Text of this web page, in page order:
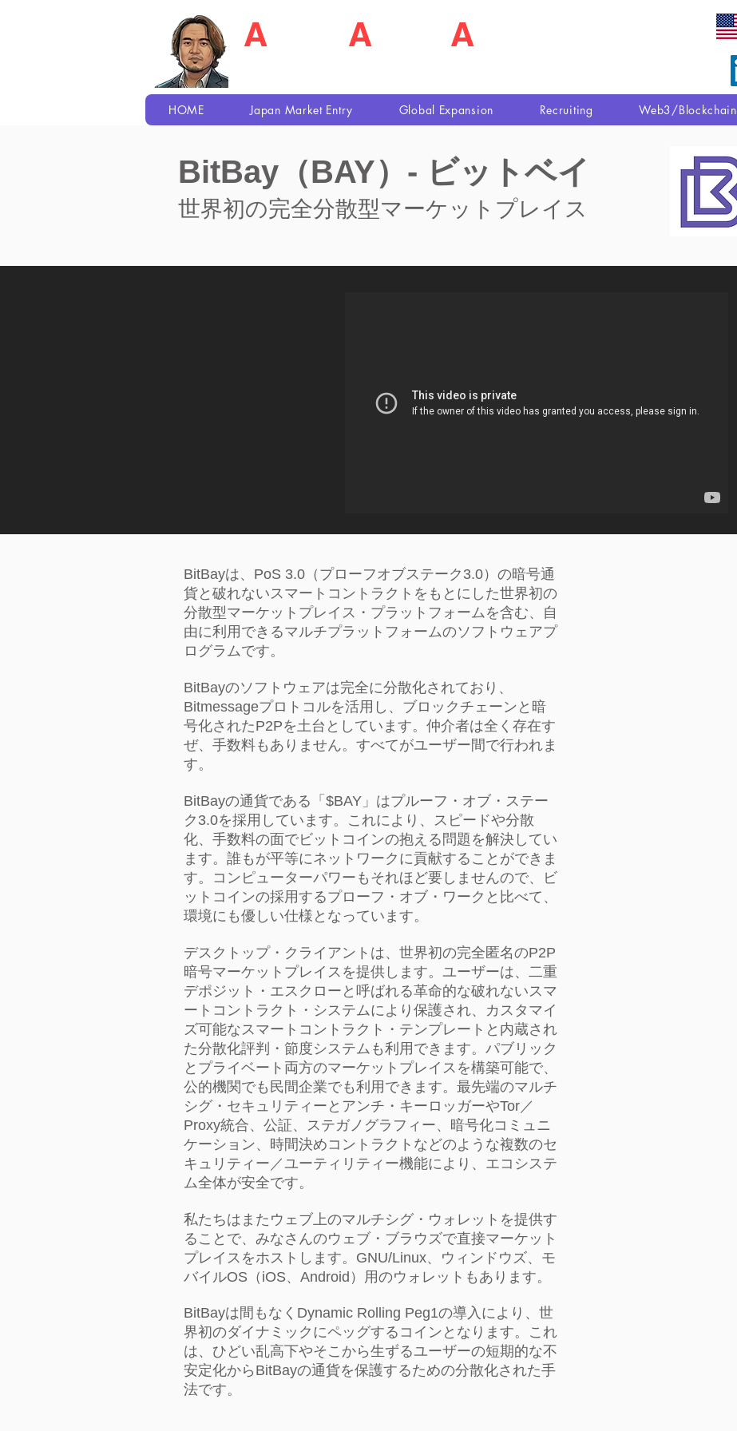
A A A
HOME Japan Market Entry Global Expansion Recruiting Web3/Blockchain
BitBay（BAY）- ビットベイ
​世界初の完全分散型マーケットプレイス
BitBayは、PoS 3.0（プローフオブステーク3.0）の暗号通
貨と破れないスマートコントラクトをもとにした世界初の
分散型マーケットプレイス・プラットフォームを含む、自
由に利用できるマルチプラットフォームのソフトウェアプ
ログラムです。
BitBayのソフトウェアは完全に分散化されており、
Bitmessageプロトコルを活用し、ブロックチェーンと暗
号化されたP2Pを土台としています。仲介者は全く存在す
ぜ、手数料もありません。すべてがユーザー間で行われま
す。
BitBayの通貨である「$BAY」はプルーフ・オブ・ステー
ク3.0を採用しています。これにより、スピードや分散
化、手数料の面でビットコインの抱える問題を解決してい
ます。誰もが平等にネットワークに貢献することができま
す。コンピューターパワーもそれほど要しませんので、ビ
ットコインの採用するプローフ・オブ・ワークと比べて、
環境にも優しい仕様となっています。
デスクトップ・クライアントは、世界初の完全匿名のP2P
暗号マーケットプレイスを提供します。ユーザーは、二重
デポジット・エスクローと呼ばれる革命的な破れないスマ
ートコントラクト・システムにより保護され、カスタマイ
ズ可能なスマートコントラクト・テンプレートと内蔵され
た分散化評判・節度システムも利用できます。パブリック
とプライベート両方のマーケットプレイスを構築可能で、
公的機関でも民間企業でも利用できます。最先端のマルチ
シグ・セキュリティーとアンチ・キーロッガーやTor／
Proxy統合、公証、ステガノグラフィー、暗号化コミュニ
ケーション、時間決めコントラクトなどのような複数のセ
キュリティー／ユーティリティー機能により、エコシステ
ム全体が安全です。
私たちはまたウェブ上のマルチシグ・ウォレットを提供す
ることで、みなさんのウェブ・ブラウズで直接マーケット
プレイスをホストします。GNU/Linux、ウィンドウズ、モ
バイルOS（iOS、Android）用のウォレットもあります。
BitBayは間もなくDynamic Rolling Peg1の導入により、世
界初のダイナミックにペッグするコインとなります。これ
は、ひどい乱高下やそこから生ずるユーザーの短期的な不
安定化からBitBayの通貨を保護するための分散化された手
法です。